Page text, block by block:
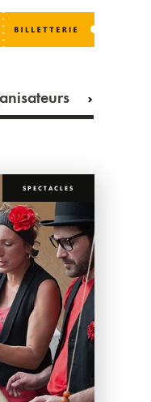
SPECTACLES